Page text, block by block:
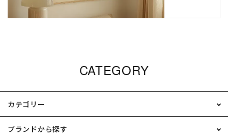
CATEGORY
カテゴリー
ブランドから探す